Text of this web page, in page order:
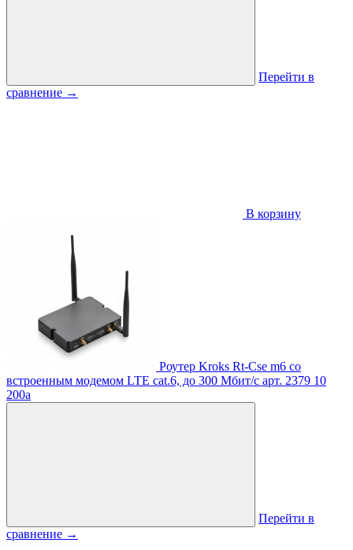
Перейти в
сравнение →
В корзину
Роутер Kroks Rt-Cse m6 со
встроенным модемом LTE cat.6, до 300 Мбит/c арт. 2379 10
200a
Перейти в
сравнение →